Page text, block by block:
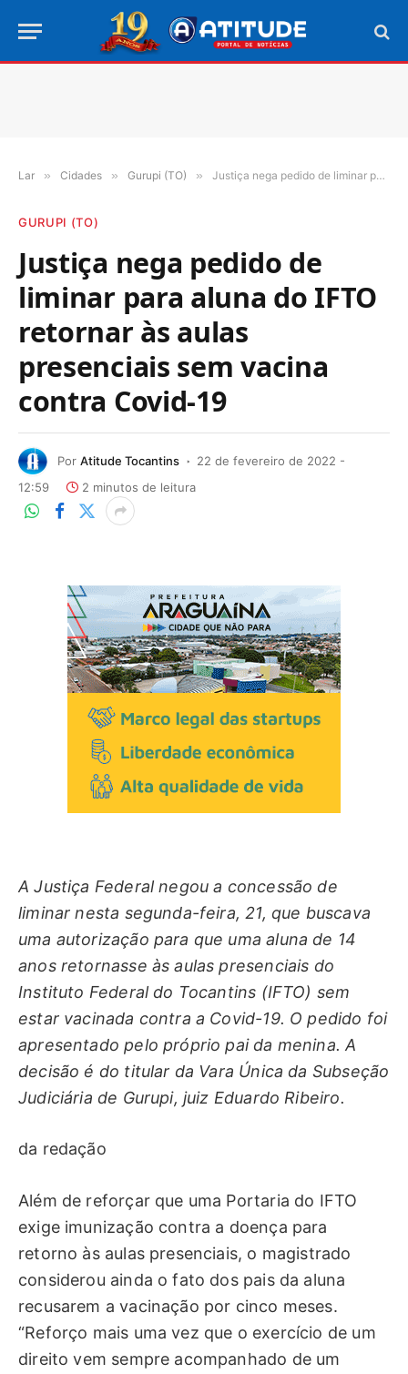
Lar » Cidades » Gurupi (TO) » Justiça nega pedido de liminar para aluna do IFTO retornar às aulas presenciais sem vacina contra Covid-19
GURUPI (TO)
Justiça nega pedido de
liminar para aluna do IFTO
retornar às aulas
presenciais sem vacina
contra Covid-19
Por Atitude Tocantins
22 de fevereiro de 2022 -
12:59
2 minutos de leitura
A Justiça Federal negou a concessão de
liminar nesta segunda-feira, 21, que buscava
uma autorização para que uma aluna de 14
anos retornasse às aulas presenciais do
Instituto Federal do Tocantins (IFTO) sem
estar vacinada contra a Covid-19. O pedido foi
apresentado pelo próprio pai da menina. A
decisão é do titular da Vara Única da Subseção
Judiciária de Gurupi, juiz Eduardo Ribeiro.
da redação
Além de reforçar que uma Portaria do IFTO
exige imunização contra a doença para
retorno às aulas presenciais, o magistrado
considerou ainda o fato dos pais da aluna
recusarem a vacinação por cinco meses.
“Reforço mais uma vez que o exercício de um
direito vem sempre acompanhado de um